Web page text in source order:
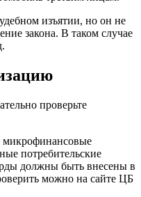
изъятии, но он не
закона. В таком случае
проверьте
потребительские
должны быть внесены в
можно на сайте ЦБ